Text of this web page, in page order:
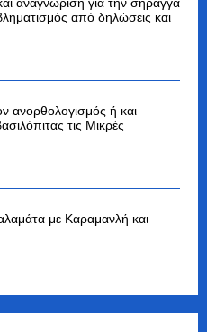
από δηλώσεις και
ανορθολογισμός ή και
τις Μικρές
με Καραμανλή και